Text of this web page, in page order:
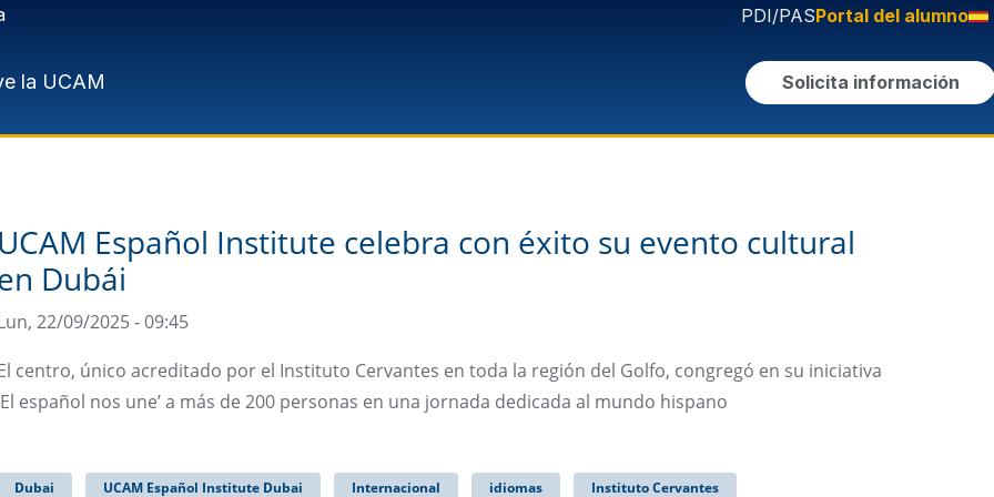
PDI/PASPortal del alumno
la UCAM Solicita información
UCAM Español Institute celebra con éxito su evento cultural
Dubái
22/09/2025 - 09:45
centro, único acreditado por el Instituto Cervantes en toda la región del Golfo, congregó en su iniciativa
español nos une’ a más de 200 personas en una jornada dedicada al mundo hispano
Dubai UCAM Español Institute Dubai Internacional idiomas Instituto Cervantes